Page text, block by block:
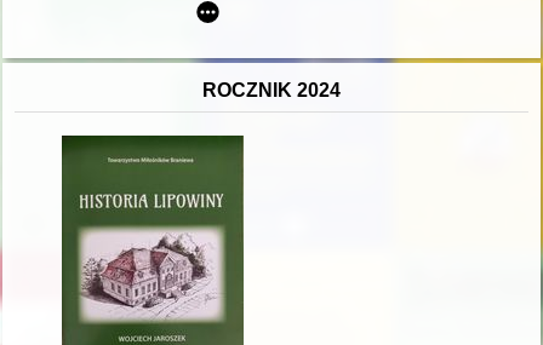
ROCZNIK 2024